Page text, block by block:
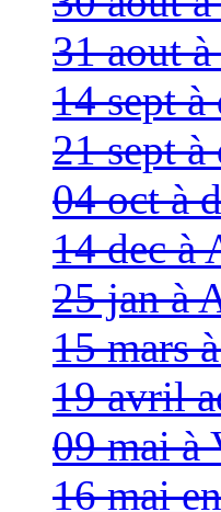
31 aout
14 sept
21 sept
04 oct à
14 dec à
25 jan à
15 mars
19 avril
09 mai à
16 mai